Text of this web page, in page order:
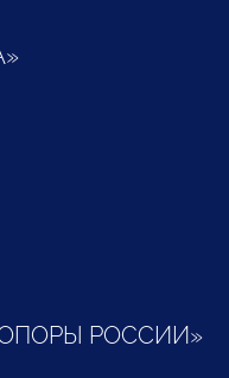
РОССИИ»